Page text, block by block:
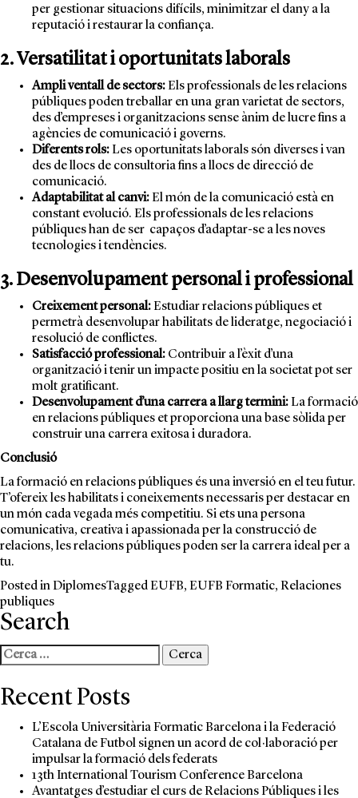
per gestionar situacions difícils, minimitzar el dany a la
reputació i restaurar la confiança.
2. Versatilitat i oportunitats laborals
Ampli ventall de sectors:Els professionals de les relacions
públiques poden treballar en una gran varietat de sectors,
des d’empreses i organitzacions sense ànim de lucre fins a
agències de comunicació i governs.
Diferents rols:Les oportunitats laborals són diverses i van
des de llocs de consultoria fins a llocs de direcció de
comunicació.
Adaptabilitat al canvi:El món de la comunicació està en
constant evolució. Els professionals de les relacions
públiques han de ser capaços d’adaptar-se a les noves
tecnologies i tendències.
3. Desenvolupament personal i professional
Creixement personal:Estudiar relacions públiques et
permetrà desenvolupar habilitats de lideratge, negociació i
resolució de conflictes.
Satisfacció professional: Contribuir a l’èxit d’una
organització i tenir un impacte positiu en la societat pot ser
molt gratificant.
Desenvolupament d’una carrera a llarg termini:La formació
en relacions públiques et proporciona una base sòlida per
construir una carrera exitosa i duradora.
Conclusió
La formació en relacions públiques és una inversió en el teu futur.
T’ofereix les habilitats i coneixements necessaris per destacar en
un món cada vegada més competitiu. Si ets una persona
comunicativa, creativa i apassionada per la construcció de
relacions, les relacions públiques poden ser la carrera ideal per a
tu.
Posted inDiplomesTaggedEUFB, EUFB Formatic, Relaciones
publiques
Search
Cerca:
Recent Posts
L’Escola Universitària Formatic Barcelona i la Federació
Catalana de Futbol signen un acord de col·laboració per
impulsar la formació dels federats
13th International Tourism Conference Barcelona
Avantatges d’estudiar el curs de Relacions Públiques i les